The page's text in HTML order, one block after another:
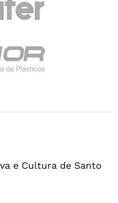
e Cultura de Santo